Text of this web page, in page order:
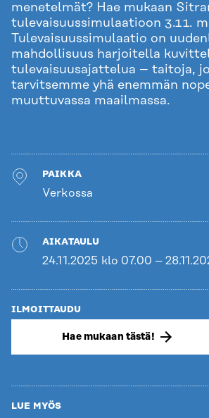
menetelmät? Hae mukaan
tulevaisuussimulaatioon 3.11.
Tulevaisuussimulaatio on
mahdollisuus harjoitella
tulevaisuusajattelua – taitoja,
tarvitsemme yhä enemmän
muuttuvassa maailmassa.
PAIKKA
Verkossa
AIKATAULU
24.11.2025 klo 07.00 –
ILMOITTAUDU
Hae mukaan tästä!
LUE MYÖS